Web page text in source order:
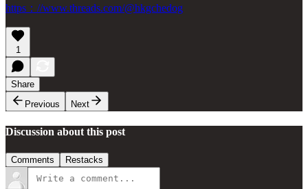
https：//www.threads.com/@hkgchedog
1
Share
Previous
Next
Discussion about this post
Comments Restacks